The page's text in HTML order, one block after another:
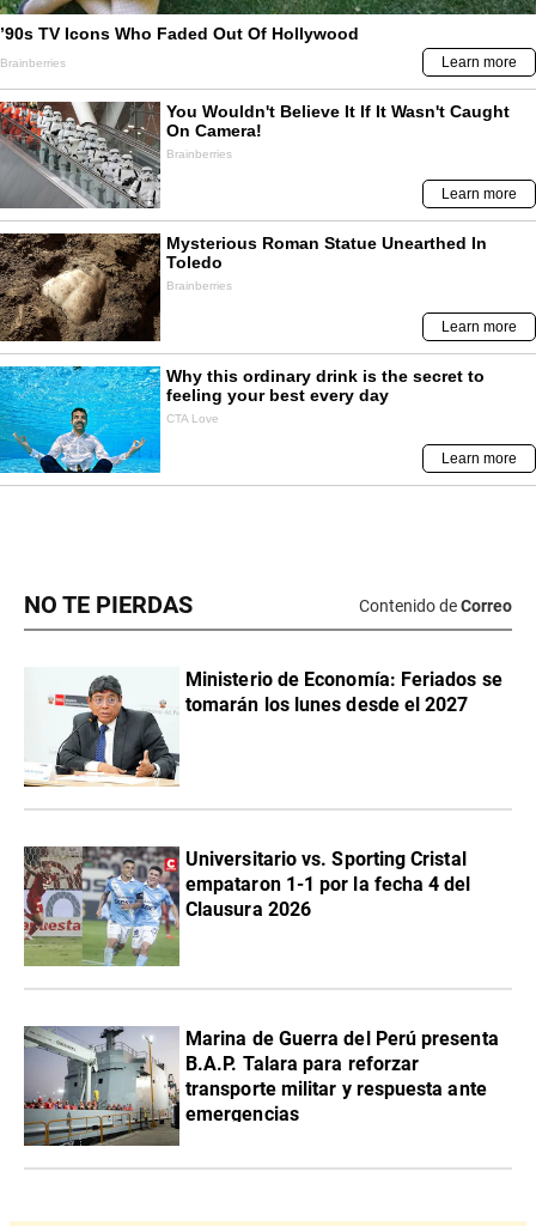
NO TE PIERDAS Contenido deCorreo
Ministerio de Economía: Feriados se
tomarán los lunes desde el 2027
Universitario vs. Sporting Cristal
empataron 1-1 por la fecha 4 del
Clausura 2026
Marina de Guerra del Perú presenta
B.A.P. Talara para reforzar
transporte militar y respuesta ante
emergencias